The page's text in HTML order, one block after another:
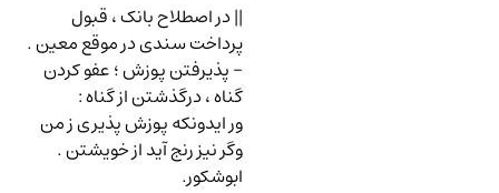
|| در اصطلاح بانک ، قبول
پرداخت سندی در موقع معین .
-پذیرفتن پوزش؛ عفو کردن
گناه ، درگذشتن از گناه:
ور ایدونکه پوزش پذیری ز من
وگر نیز رنج آید از خویشتن .
ابوشکور.